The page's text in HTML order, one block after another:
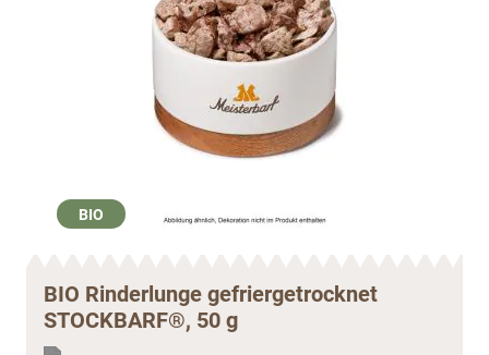
BIO
BIO Rinderlunge gefriergetrocknet
STOCKBARF®, 50 g